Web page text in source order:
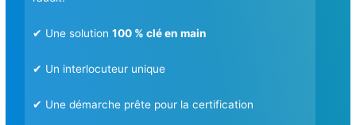
✔ Une solution100 % clé en main
✔ Un interlocuteur unique
✔ Une démarche prête pour la certification